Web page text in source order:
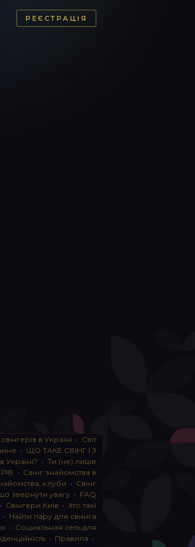
РЕЄСТРАЦІЯ
в Україні • Світ
• ЩО ТАКЕ СВІНГ І З
Україні? • Ти (не) лише
• Свінг знайомства в
клуби • Свінг
звернути увагу • FAQ
• Свінгери Київ • Хто такі
• Найти пару для свинга
• Социальная сеть для
• Правила •